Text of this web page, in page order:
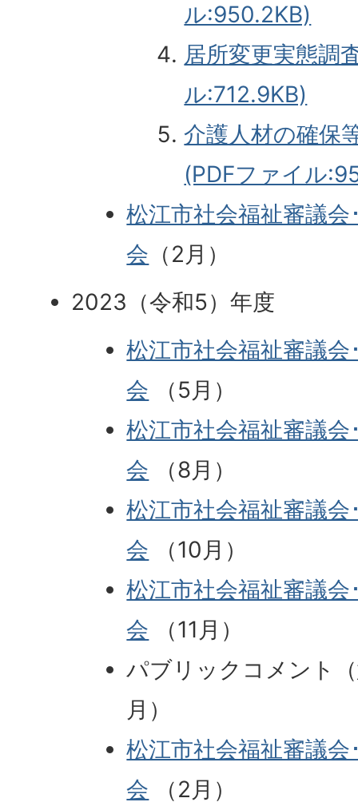
ル:950.2KB)
居所変更実態調
ル:712.9KB)
介護人材の確保
(PDFファイル
松江市社会福祉審議
会 （2月）
2023（令和5）年度
松江市社会福祉審議
会 （5月）
松江市社会福祉審議
会 （8月）
松江市社会福祉審議
会 （10月）
松江市社会福祉審議
会 （11月）
パブリックコメント
月）
松江市社会福祉審議
会 （2月）